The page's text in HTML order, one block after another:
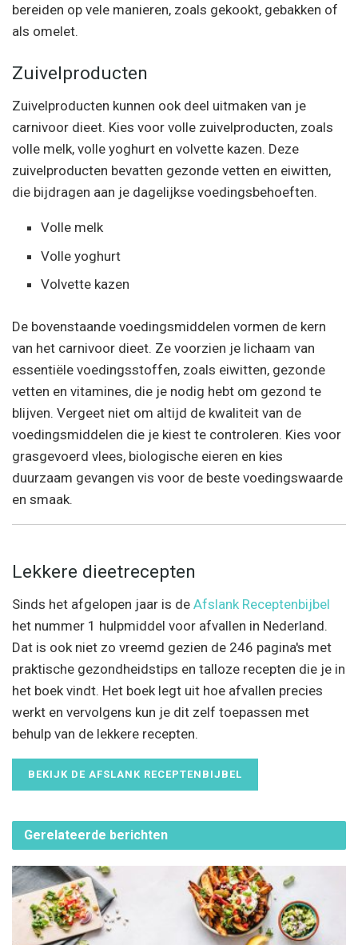
bereiden op vele manieren, zoals gekookt, gebakken of
als omelet.
Zuivelproducten
Zuivelproducten kunnen ook deel uitmaken van je
carnivoor dieet. Kies voor volle zuivelproducten, zoals
volle melk, volle yoghurt en volvette kazen. Deze
zuivelproducten bevatten gezonde vetten en eiwitten,
die bijdragen aan je dagelijkse voedingsbehoeften.
Volle melk
Volle yoghurt
Volvette kazen
De bovenstaande voedingsmiddelen vormen de kern
van het carnivoor dieet. Ze voorzien je lichaam van
essentiële voedingsstoffen, zoals eiwitten, gezonde
vetten en vitamines, die je nodig hebt om gezond te
blijven. Vergeet niet om altijd de kwaliteit van de
voedingsmiddelen die je kiest te controleren. Kies voor
grasgevoerd vlees, biologische eieren en kies
duurzaam gevangen vis voor de beste voedingswaarde
en smaak.
Lekkere dieetrecepten
Sinds het afgelopen jaar is de Afslank Receptenbijbel
het nummer 1 hulpmiddel voor afvallen in Nederland.
Dat is ook niet zo vreemd gezien de 246 pagina's met
praktische gezondheidstips en talloze recepten die je in
het boek vindt. Het boek legt uit hoe afvallen precies
werkt en vervolgens kun je dit zelf toepassen met
behulp van de lekkere recepten.
BEKIJK DE AFSLANK RECEPTENBIJBEL
Gerelateerde berichten